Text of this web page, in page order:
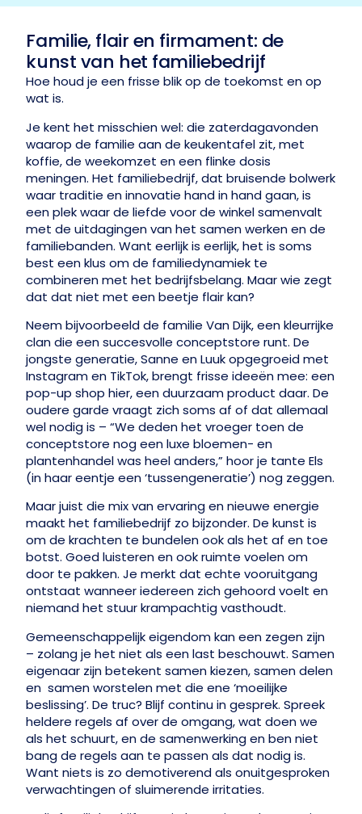
Familie, flair en firmament: de
kunst van het familiebedrijf
Hoe houd je een frisse blik op de toekomst en op
wat is.
Je kent het misschien wel: die zaterdagavonden
waarop de familie aan de keukentafel zit, met
koffie, de weekomzet en een flinke dosis
meningen. Het familiebedrijf, dat bruisende bolwerk
waar traditie en innovatie hand in hand gaan, is
een plek waar de liefde voor de winkel samenvalt
met de uitdagingen van het samen werken en de
familiebanden. Want eerlijk is eerlijk, het is soms
best een klus om de familiedynamiek te
combineren met het bedrijfsbelang. Maar wie zegt
dat dat niet met een beetje flair kan?
Neem bijvoorbeeld de familie Van Dijk, een kleurrijke
clan die een succesvolle conceptstore runt. De
jongste generatie, Sanne en Luuk opgegroeid met
Instagram en TikTok, brengt frisse ideeën mee: een
pop-up shop hier, een duurzaam product daar. De
oudere garde vraagt zich soms af of dat allemaal
wel nodig is – “We deden het vroeger toen de
conceptstore nog een luxe bloemen- en
plantenhandel was heel anders,” hoor je tante Els
(in haar eentje een ‘tussengeneratie’) nog zeggen.
Maar juist die mix van ervaring en nieuwe energie
maakt het familiebedrijf zo bijzonder. De kunst is
om de krachten te bundelen ook als het af en toe
botst. Goed luisteren en ook ruimte voelen om
door te pakken. Je merkt dat echte vooruitgang
ontstaat wanneer iedereen zich gehoord voelt en
niemand het stuur krampachtig vasthoudt.
Gemeenschappelijk eigendom kan een zegen zijn
– zolang je het niet als een last beschouwt. Samen
eigenaar zijn betekent samen kiezen, samen delen
en samen worstelen met die ene ‘moeilijke
beslissing’. De truc? Blijf continu in gesprek. Spreek
heldere regels af over de omgang, wat doen we
als het schuurt, en de samenwerking en ben niet
bang de regels aan te passen als dat nodig is.
Want niets is zo demotiverend als onuitgesproken
verwachtingen of sluimerende irritaties.